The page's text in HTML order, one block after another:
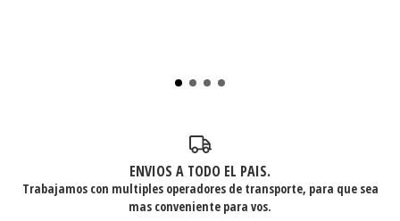
ENVIOS A TODO EL PAIS.
Trabajamos con multiples operadores de transporte, para que sea
mas conveniente para vos.